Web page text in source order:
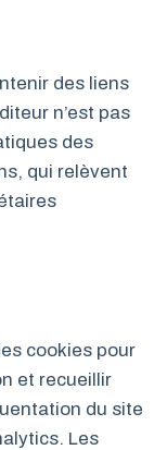
des liens
n’est pas
des
qui relèvent
cookies pour
et recueillir
du site
Les